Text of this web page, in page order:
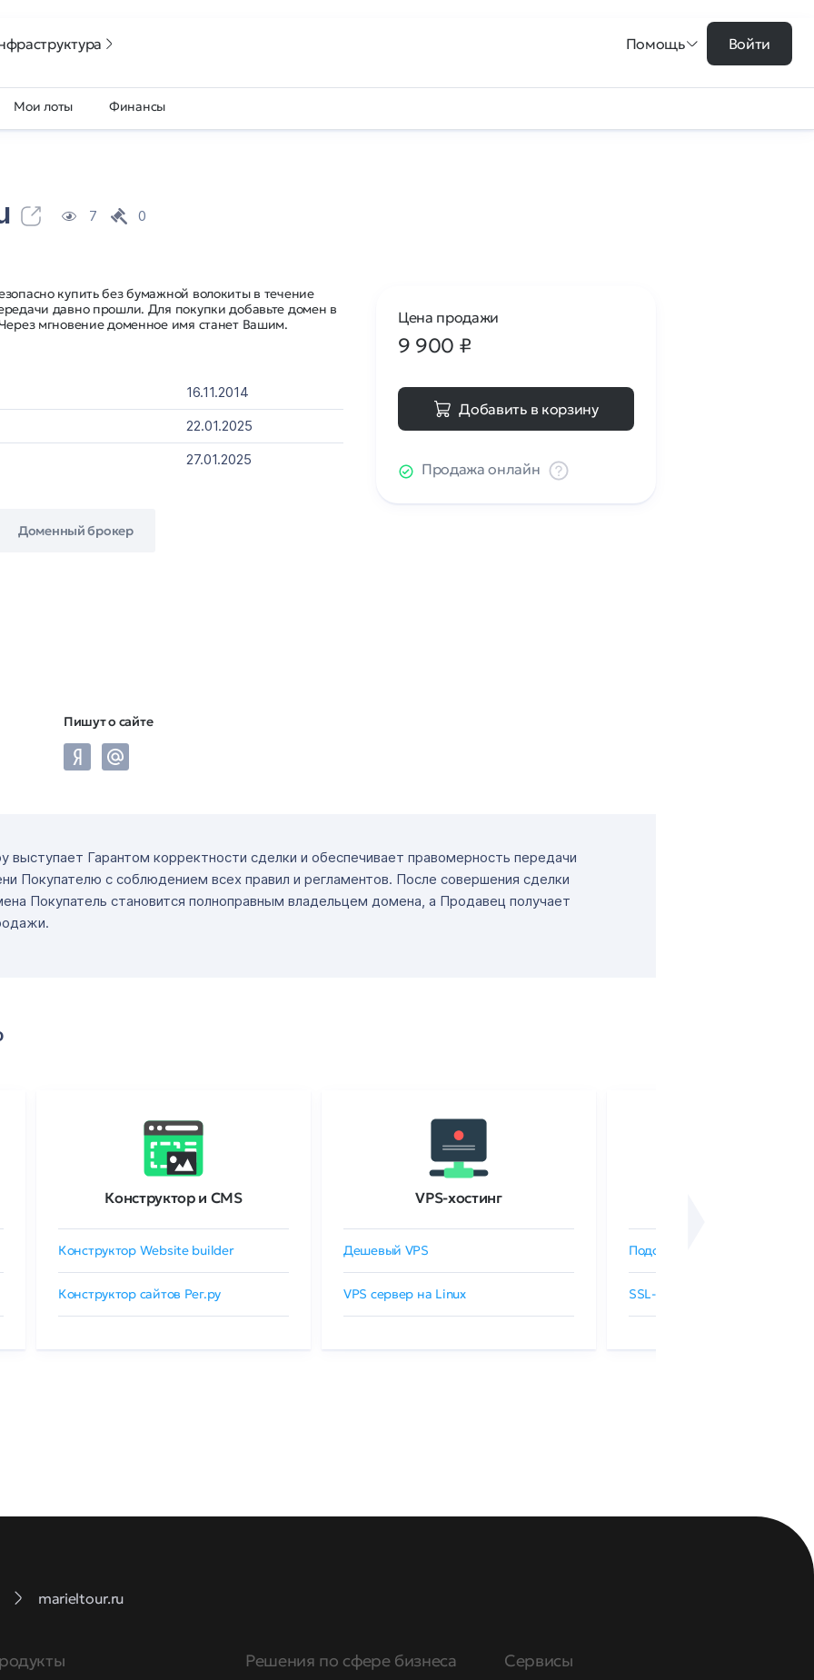
Помощь Войти
Мои лоты Финансы
7 0
купить без бумажной волокиты в течение
давно прошли. Для покупки добавьте домен в
мгновение доменное имя станет Вашим.
16.11.2014
22.01.2025
27.01.2025
Доменный брокер
Пишут о сайте
Цена продажи
9 900 ₽
Добавить в корзину
Продажа онлайн
выступает Гарантом корректности сделки и обеспечивает правомерность передачи
Покупателю с соблюдением всех правил и регламентов. После совершения сделки
Покупатель становится полноправным владельцем домена, а Продавец получает
Конструктор и CMS
Конструктор Website builder
Конструктор сайтов Рег.ру
VPS-хостинг
Дешевый VPS
VPS сервер на Linux
Подобрать SSL-сертификат
SSL-сертификаты GlobalSign
marieltour.ru
Решения по сфере бизнеса Сервисы